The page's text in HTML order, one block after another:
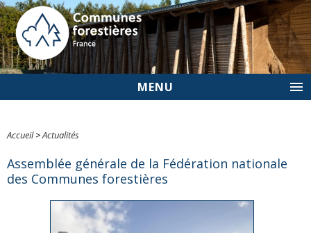
MENU
Accueil>Actualités
Assemblée générale de la Fédération nationale
des Communes forestières